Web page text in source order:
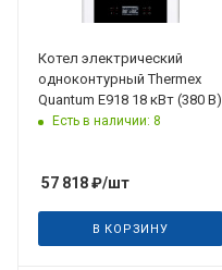
Котел электрический
одноконтурный Thermex
Quantum E918 18 кВт (380 В)
Есть в наличии: 8
57 818₽/шт
В КОРЗИНУ